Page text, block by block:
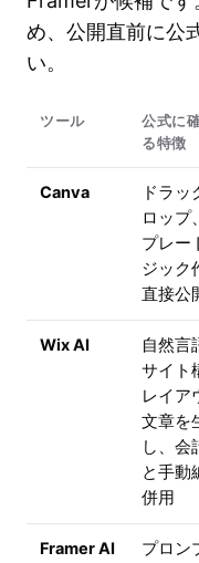
め、公開直前に公
い。
ツール
公式に
る特徴
Canva
ドラッ
ロップ
プレー
ジック
直接公
Wix AI
自然言
サイト
レイア
文章を
し、会
と手動
併用
Framer AI
プロン